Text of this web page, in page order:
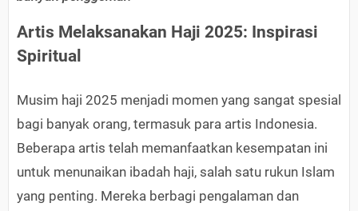
Artis Melaksanakan Haji 2025: Inspirasi
Spiritual
Musim haji 2025 menjadi momen yang sangat spesial
bagi banyak orang, termasuk para artis Indonesia.
Beberapa artis telah memanfaatkan kesempatan ini
untuk menunaikan ibadah haji, salah satu rukun Islam
yang penting. Mereka berbagi pengalaman dan